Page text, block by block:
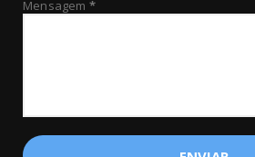
Mensagem *